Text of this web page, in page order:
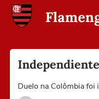
Duelo na Colômbia foi